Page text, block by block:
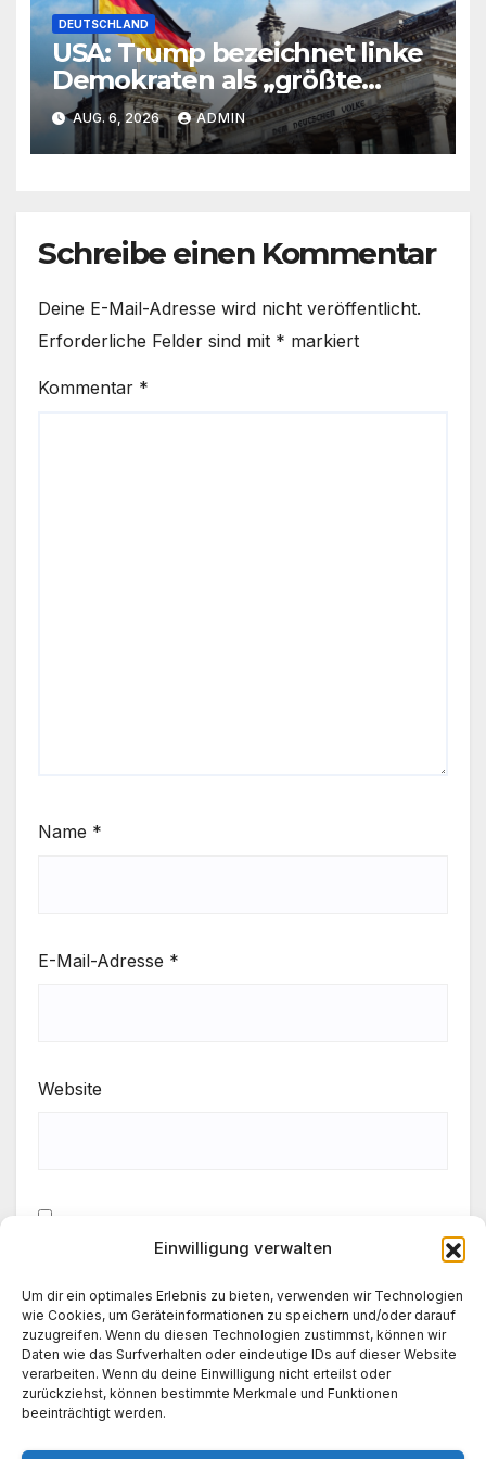
Einwilligung verwalten
Um dir ein optimales Erlebnis zu bieten, verwenden wir Technologien
wie Cookies, um Geräteinformationen zu speichern und/oder darauf
zuzugreifen. Wenn du diesen Technologien zustimmst, können wir
Daten wie das Surfverhalten oder eindeutige IDs auf dieser Website
verarbeiten. Wenn du deine Einwilligung nicht erteilst oder
zurückziehst, können bestimmte Merkmale und Funktionen
beeinträchtigt werden.
DEUTSCHLAND
USA: Trump bezeichnet linke
Demokraten als „größte
Bedrohung“
AUG. 6, 2026 ADMIN
Schreibe einen Kommentar
Deine E-Mail-Adresse wird nicht veröffentlicht.
Erforderliche Felder sind mit * markiert
Kommentar *
Name *
E-Mail-Adresse *
Website
Meinen Namen, meine E-Mail-Adresse und meine
Kommentierung speichern.